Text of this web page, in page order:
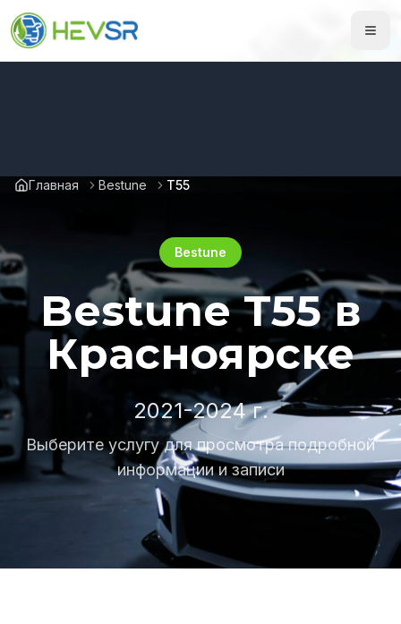
Главная Bestune T55
Bestune
Bestune T55 в
Красноярске
2021-2024 г.
Выберите услугу для просмотра подробной
информации и записи